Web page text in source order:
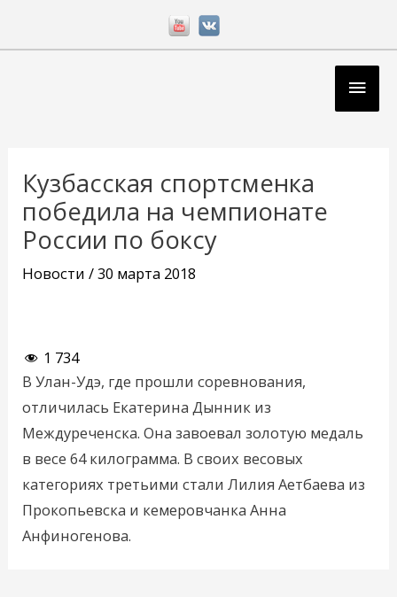
Кузбасская спортсменка
победила на чемпионате
России по боксу
Новости /30 марта 2018
1 734
В Улан-Удэ, где прошли соревнования,
отличилась Екатерина Дынник из
Междуреченска. Она завоевал золотую медаль
в весе 64 килограмма. В своих весовых
категориях третьими стали Лилия Аетбаева из
Прокопьевска и кемеровчанка Анна
Анфиногенова.
записям